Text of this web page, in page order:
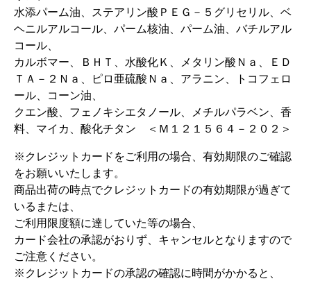
水添パーム油、ステアリン酸ＰＥＧ－５グリセリル、ベ
ヘニルアルコール、パーム核油、パーム油、バチルアル
コール、
カルボマー、ＢＨＴ、水酸化Ｋ、メタリン酸Ｎａ、ＥＤ
ＴＡ－２Ｎａ、ピロ亜硫酸Ｎａ、アラニン、トコフェロ
ール、コーン油、
クエン酸、フェノキシエタノール、メチルパラベン、香
料、マイカ、酸化チタン ＜Ｍ１２１５６４－２０２＞
※クレジットカードをご利用の場合、有効期限のご確認
をお願いいたします。
商品出荷の時点でクレジットカードの有効期限が過ぎて
いるまたは、
ご利用限度額に達していた等の場合、
カード会社の承認がおりず、キャンセルとなりますので
ご注意ください。
※クレジットカードの承認の確認に時間がかかると、